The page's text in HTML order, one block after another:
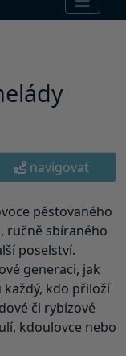
navigovat
pěstovaného
ručně sbíraného
poselství.
generaci, jak
každý, kdo přiloží
či rybízové
kdoulovce nebo